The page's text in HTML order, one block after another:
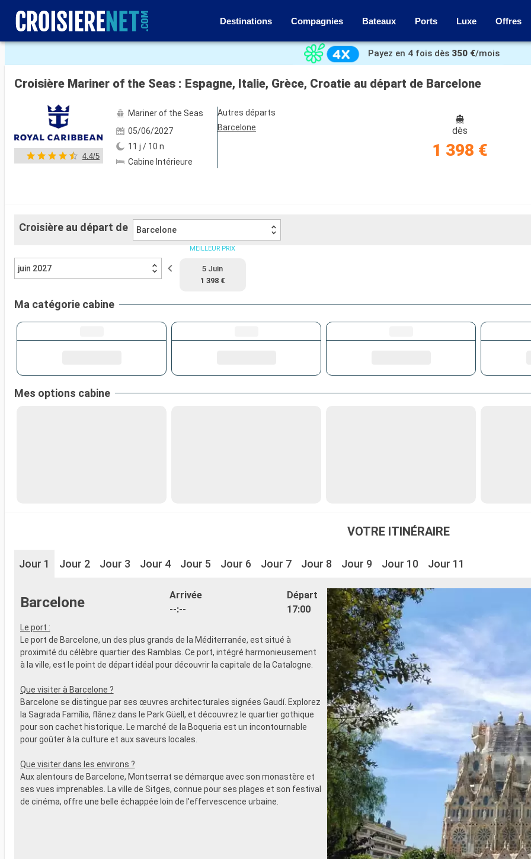
Destinations Compagnies Bateaux Ports Luxe Offres
Voir les 125 autres photos
Payez en 4 fois dès 350 €/mois
Croisière Mariner of the Seas : Espagne, Italie, Grèce, Croatie au départ de Barcelone
4.4/5
Mariner of the Seas
05/06/2027
11 j / 10 n
Cabine Intérieure
Autres départs
Barcelone
dès
1 398 €
Croisière au départ de Barcelone
juin 2027
MEILLEUR PRIX
5 Juin
1 398 €
Ma catégorie cabine
Mes options cabine
VOTRE ITINÉRAIRE
Jour 1 Jour 2 Jour 3 Jour 4 Jour 5 Jour 6 Jour 7 Jour 8 Jour 9 Jour 10 Jour 11
Barcelone
Arrivée
--:--
Départ
17:00
Le port :
Le port de Barcelone, un des plus grands de la Méditerranée, est situé à
proximité du célèbre quartier des Ramblas. Ce port, intégré harmonieusement
à la ville, est le point de départ idéal pour découvrir la capitale de la Catalogne.
Que visiter à Barcelone ?
Barcelone se distingue par ses œuvres architecturales signées Gaudí. Explorez
la Sagrada Família, flânez dans le Park Güell, et découvrez le quartier gothique
pour son cachet historique. Le marché de la Boqueria est un incontournable
pour goûter à la culture et aux saveurs locales.
Que visiter dans les environs ?
Aux alentours de Barcelone, Montserrat se démarque avec son monastère et
ses vues imprenables. La ville de Sitges, connue pour ses plages et son festival
de cinéma, offre une belle échappée loin de l'effervescence urbaine.